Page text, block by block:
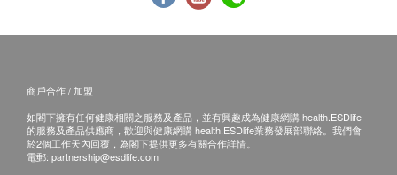
商戶合作 / 加盟
如閣下擁有任何健康相關之服務及產品，並有興趣成為健康網購 health.ESDlife
的服務及產品供應商，歡迎與健康網購 health.ESDlife業務發展部聯絡。我們會
於2個工作天內回覆，為閣下提供更多有關合作詳情。
電郵: partnership@esdlife.com